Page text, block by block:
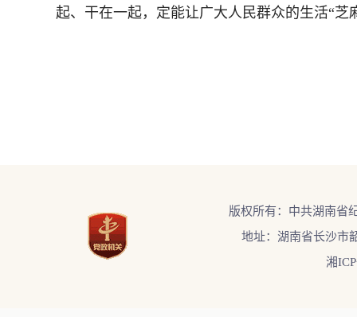
起、干在一起，定能让广大人民群众的生活“
版权所有：中共湖南省
地址：湖南省长沙市
湘